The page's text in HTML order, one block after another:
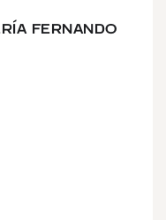
FERNANDO